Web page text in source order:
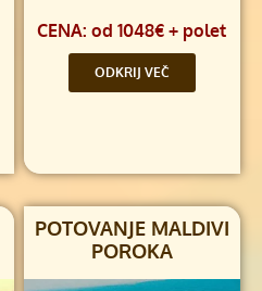
CENA: od 1048€ + polet
ODKRIJ VEČ
POTOVANJE MALDIVI
POROKA